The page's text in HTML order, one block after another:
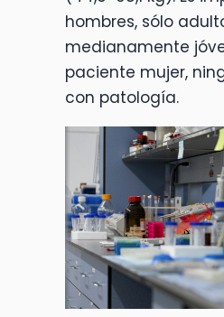
hombres, sólo
medianamente
paciente mujer,
con patología.